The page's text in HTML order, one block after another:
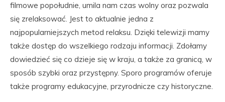
filmowe popołudnie, umila nam czas wolny oraz pozwala
się zrelaksować. Jest to aktualnie jedna z
najpopularniejszych metod relaksu. Dzięki telewizji mamy
także dostęp do wszelkiego rodzaju informacji. Zdołamy
dowiedzieć się co dzieje się w kraju, a także za granicą, w
sposób szybki oraz przystępny. Sporo programów oferuje
także programy edukacyjne, przyrodnicze czy historyczne.